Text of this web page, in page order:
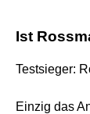
Ist
Testsieger:
Einzig das